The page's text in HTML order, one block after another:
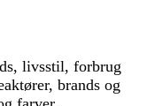
livsstil, forbrug
brands og